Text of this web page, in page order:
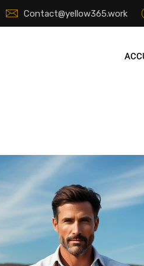
Contact@yellow365.work